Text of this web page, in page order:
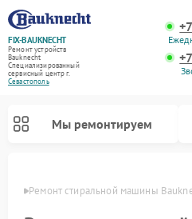
FIX-BAUKNECHT
Ремонт устройств
Bauknecht
Специализированный
cервисный центр г.
Севастополь
Мы ремонтируем
Ремонт стиральной машины